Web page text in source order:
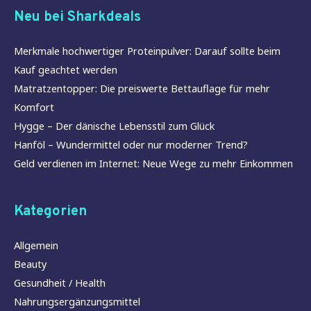
Neu bei Sharkdeals
Merkmale hochwertiger Proteinpulver: Darauf sollte beim
Kauf geachtet werden
Matratzentopper: Die preiswerte Bettauflage für mehr
Komfort
Hygge – Der dänische Lebensstil zum Glück
Hanföl – Wundermittel oder nur moderner Trend?
Geld verdienen im Internet: Neue Wege zu mehr Einkommen
Kategorien
Allgemein
Beauty
Gesundheit / Health
Nahrungsergänzungsmittel